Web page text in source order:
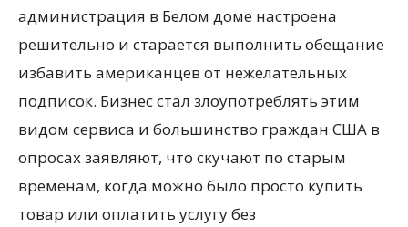
администрация в Белом доме настроена
решительно и старается выполнить обещание
избавить американцев от нежелательных
подписок. Бизнес стал злоупотреблять этим
видом сервиса и большинство граждан США в
опросах заявляют, что скучают по старым
временам, когда можно было просто купить
товар или оплатить услугу без